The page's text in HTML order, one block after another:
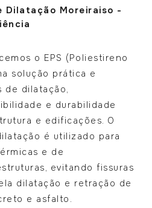
Dilatação Moreiraiso -
o EPS (Poliestireno
solução prática e
de dilatação,
e durabilidade
e edificações. O
é utilizado para
e de
evitando fissuras
dilatação e retração de
e asfalto.